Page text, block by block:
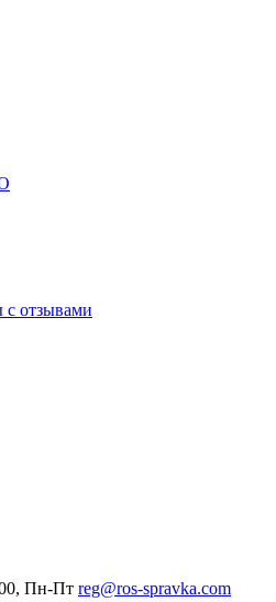
с отзывами
Пн-Пт reg@ros-spravka.com